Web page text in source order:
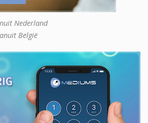
Nederland
België